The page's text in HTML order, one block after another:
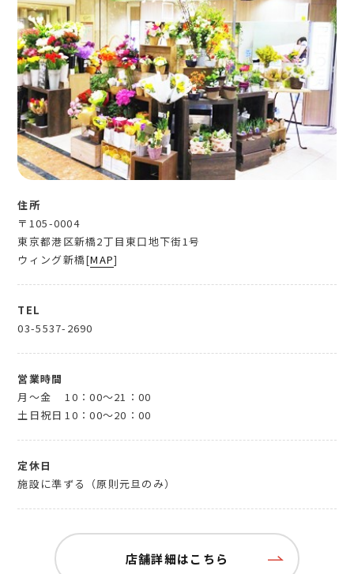
住所
〒105-0004
東京都港区新橋2丁目東口地下街1号
ウィング新橋[MAP]
TEL
03-5537-2690
営業時間
月～金
10：00～21：00
土日祝日 10：00～20：00
定休日
施設に準ずる（原則元旦のみ）
店舗詳細はこちら